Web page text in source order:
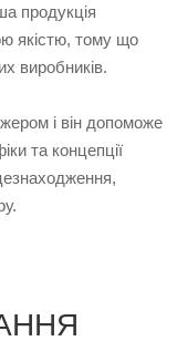
продукція
якістю, тому що
виробників.
і він допоможе
та концепції